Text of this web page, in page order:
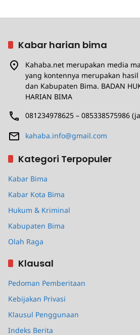
Kabar harian bima
Kahaba.net merupakan media
yang kontennya merupakan
dan Kabupaten Bima. BADAN
HARIAN BIMA
081234978625 – 085338575986
kahaba.info@gmail.com
Kategori Terpopuler
Kabar Bima
Kabar Kota Bima
Hukum & Kriminal
Kabupaten Bima
Olah Raga
Klausal
Pedoman Pemberitaan
Kebijakan Privasi
Klausul Penggunaan
Indeks Berita